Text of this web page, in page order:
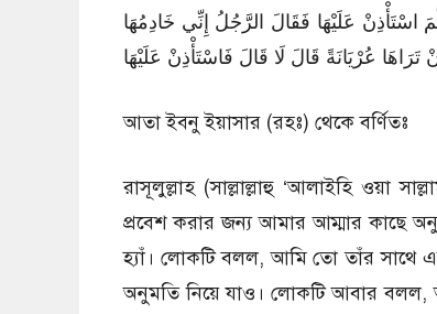
عَلَيْهَا فَقَالَ الرَّجُلُ إِنِّي خَادِمُهَا
عُرْيَانَةً قَالَ لَا قَالَ فَاسْتَأْذِنْ عَلَيْهَا
আতা ইব্নু ইয়াসার (রহঃ) থেকে বর্ণিতঃ
রাসূলুল্লাহ (সাল্লাল্লাহু ‘আলাইহি ওয়া
প্রবেশ করার জন্য আমার আম্মার কাছে
হ্যাঁ। লোকটি বলল, আমি তো তাঁর সাথে
অনুমতি নিয়ে যাও। লোকটি আবার বলল,